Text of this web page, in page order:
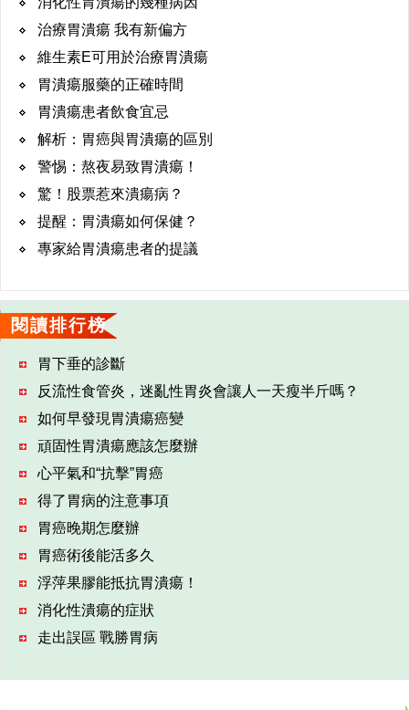
治療胃潰瘍 我有新偏方
維生素E可用於治療胃潰瘍
胃潰瘍服藥的正確時間
胃潰瘍患者飲食宜忌
解析：胃癌與胃潰瘍的區別
警惕：熬夜易致胃潰瘍！
驚！股票惹來潰瘍病？
提醒：胃潰瘍如何保健？
專家給胃潰瘍患者的提議
閱讀排行榜
胃下垂的診斷
反流性食管炎，迷亂性胃炎會讓人一天瘦半斤嗎？
如何早發現胃潰瘍癌變
頑固性胃潰瘍應該怎麼辦
心平氣和“抗擊”胃癌
得了胃病的注意事項
胃癌晚期怎麼辦
胃癌術後能活多久
浮萍果膠能抵抗胃潰瘍！
消化性潰瘍的症狀
走出誤區 戰勝胃病